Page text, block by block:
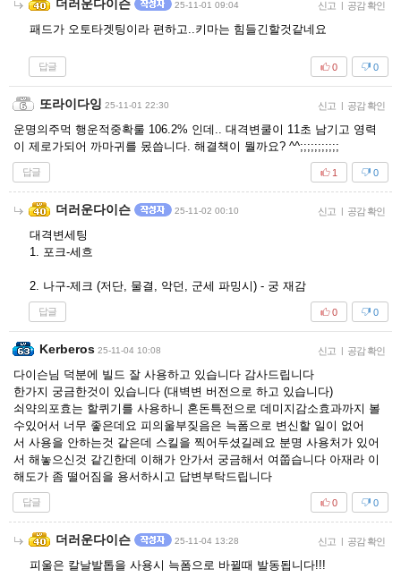
더러운다이슨 25-11-01 09:04 신고 | 공감 확인
패드가 오토타겟팅이라 편하고..키마는 힘들긴할것같네요
답글 0
0
또라이다잉 25-11-01 22:30 신고 | 공감 확인
운명의주먹 행운적중확룰 106.2% 인데.. 대격변쿨이 11초 남기고 영력
이 제로가되어 까마귀를 몼씁니다. 해결책이 뭘까요? ^^;;;;;;;;;;;
답글 0
1
더러운다이슨 25-11-02 00:10 신고 | 공감 확인
대격변세팅
1. 포크-세흐
2. 나구-제크 (저단, 물결, 악던, 군세 파밍시) - 궁 재감
답글 0
0
Kerberos 25-11-04 10:08 신고 | 공감 확인
다이슨님 덕분에 빌드 잘 사용하고 있습니다 감사드립니다
한가지 궁금한것이 있습니다 (대벽변 버전으로 하고 있습니다)
쇠약의포효는 할퀴기를 사용하니 혼돈특전으로 데미지감소효과까지 볼
수있어서 너무 좋은데요 피의울부짖음은 늑폼으로 변신할 일이 없어
서 사용을 안하는것 같은데 스킬을 찍어두셨길레요 분명 사용처가 있어
서 해놓으신것 같긴한데 이해가 안가서 궁금해서 여쭙습니다 아재라 이
해도가 좀 떨어짐을 용서하시고 답변부탁드립니다
답글 0
0
더러운다이슨 25-11-04 13:28 신고 | 공감 확인
피울은 칼날발톱을 사용시 늑폼으로 바뀔때 발동됩니다!!!